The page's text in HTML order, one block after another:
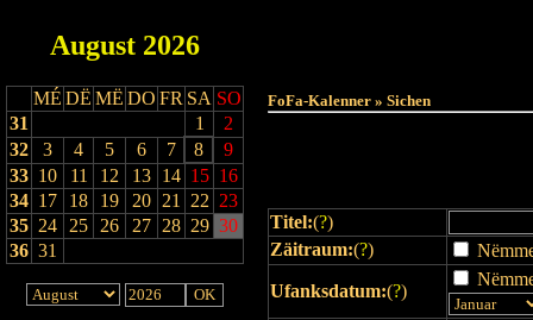
August 2026
MÉ DË MË DO FR SA SO
31
1
2
32
3 4 5 6 7 8
9
33 10 11 12 13 14 15 16
34 17 18 19 20 21 22 23
35 24 25 26 27 28 29 30
36 31
FoFa-Kalenner » Sichen
Titel:(?)
Zäitraum:(?)
Ufanksdatum:(?)